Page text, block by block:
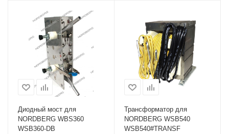
Диодный мост для
NORDBERG WBS360
WSB360-DB
Трансформатор для
NORDBERG WSB540
WSB540#TRANSF